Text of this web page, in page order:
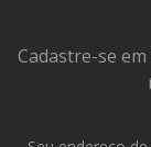
Cadastre-se